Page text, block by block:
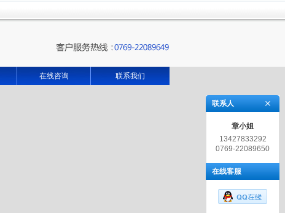
在线咨询 联系我们
联系人
章小姐
13427833292
0769-22089650
在线客服